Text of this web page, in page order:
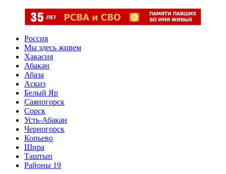
Россия
Мы здесь живем
Хакасия
Абакан
Абаза
Аскиз
Белый Яр
Саяногорск
Сорск
Усть-Абакан
Черногорск
Копьево
Шира
Таштып
Районы 19